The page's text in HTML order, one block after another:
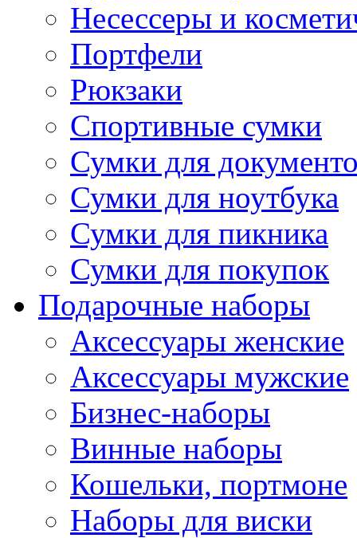
Несессеры и
Портфели
Рюкзаки
Спортивные сумки
Сумки для
Сумки для ноутбука
Сумки для пикника
Сумки для покупок
Подарочные наборы
Аксессуары женские
Аксессуары мужские
Бизнес-наборы
Винные наборы
Кошельки, портмоне
Наборы для виски